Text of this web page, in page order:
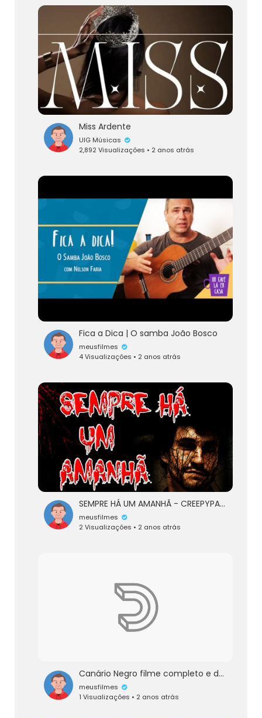
Miss Ardente
UIG Músicas
2,892 Visualizações • 2 anos atrás
Fica a Dica | O samba João Bosco
meusfilmes
4 Visualizações • 2 anos atrás
SEMPRE HÁ UM AMANHÃ - CREEPYPASTA
meusfilmes
2 Visualizações • 2 anos atrás
Canário Negro filme completo e dublado
meusfilmes
1 Visualizações • 2 anos atrás